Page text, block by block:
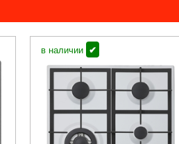
в наличии ✔